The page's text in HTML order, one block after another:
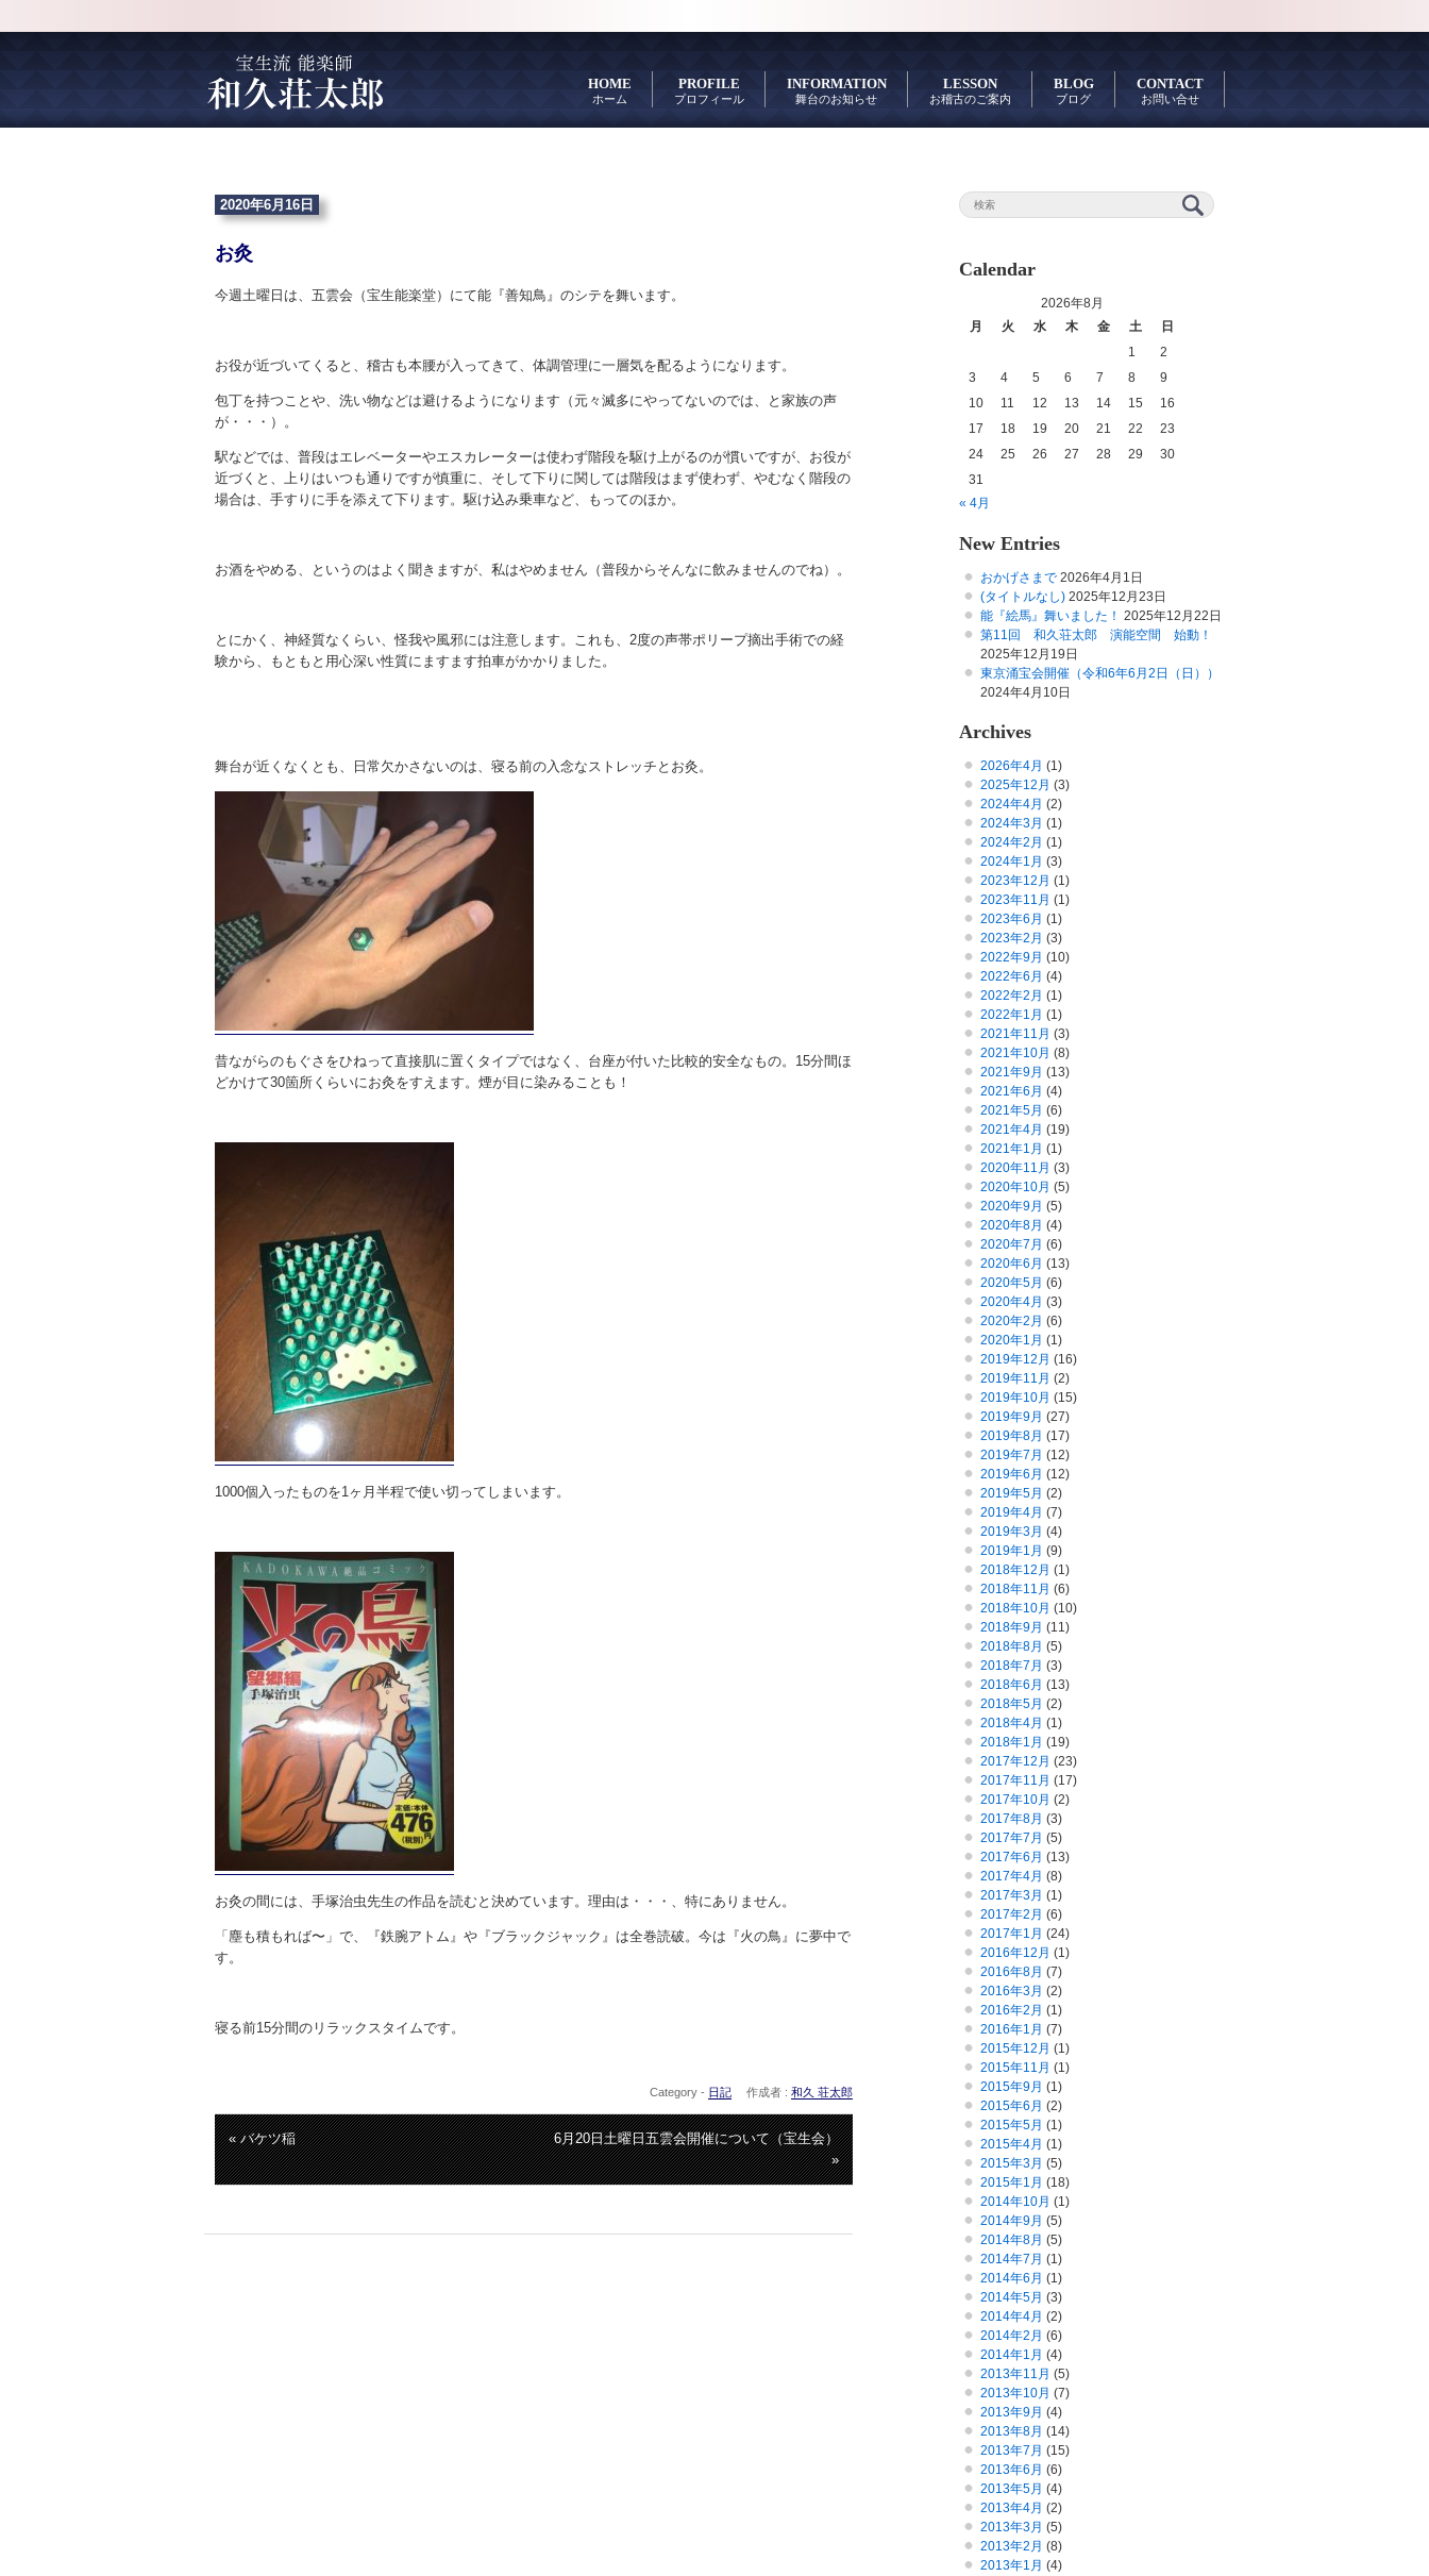
HOME
ホーム
PROFILE
プロフィール
INFORMATION
舞台のお知らせ
LESSON
お稽古のご案内
BLOG
ブログ
CONTACT
お問い合せ
2020年6月16日
お灸
今週土曜日は、五雲会（宝生能楽堂）にて能『善知鳥』のシテを舞います。
お役が近づいてくると、稽古も本腰が入ってきて、体調管理に一層気を配るようになります。
包丁を持つことや、洗い物などは避けるようになります（元々滅多にやってないのでは、と家族の声
が・・・）。
駅などでは、普段はエレベーターやエスカレーターは使わず階段を駆け上がるのが慣いですが、お役が
近づくと、上りはいつも通りですが慎重に、そして下りに関しては階段はまず使わず、やむなく階段の
場合は、手すりに手を添えて下ります。駆け込み乗車など、もってのほか。
お酒をやめる、というのはよく聞きますが、私はやめません（普段からそんなに飲みませんのでね）。
とにかく、神経質なくらい、怪我や風邪には注意します。これも、2度の声帯ポリープ摘出手術での経
験から、もともと用心深い性質にますます拍車がかかりました。
舞台が近くなくとも、日常欠かさないのは、寝る前の入念なストレッチとお灸。
昔ながらのもぐさをひねって直接肌に置くタイプではなく、台座が付いた比較的安全なもの。15分間ほ
どかけて30箇所くらいにお灸をすえます。煙が目に染みることも！
1000個入ったものを1ヶ月半程で使い切ってしまいます。
お灸の間には、手塚治虫先生の作品を読むと決めています。理由は・・・、特にありません。
「塵も積もれば〜」で、『鉄腕アトム』や『ブラックジャック』は全巻読破。今は『火の鳥』に夢中で
す。
寝る前15分間のリラックスタイムです。
Category - 日記 作成者 : 和久 荘太郎
« バケツ稲
6月20日土曜日五雲会開催について（宝生会）
»
Calendar
2026年8月
月
火 水 木 金 土
日
1
2
3
4 5 6 7 8
9
10
11 12 13 14 15
16
17
18 19 20 21 22
23
24
25 26 27 28 29
30
31
« 4月
New Entries
おかげさまで 2026年4月1日
(タイトルなし) 2025年12月23日
能『絵馬』舞いました！ 2025年12月22日
第11回 和久荘太郎 演能空間 始動！
2025年12月19日
東京涌宝会開催（令和6年6月2日（日））
2024年4月10日
Archives
2026年4月 (1)
2025年12月 (3)
2024年4月 (2)
2024年3月 (1)
2024年2月 (1)
2024年1月 (3)
2023年12月 (1)
2023年11月 (1)
2023年6月 (1)
2023年2月 (3)
2022年9月 (10)
2022年6月 (4)
2022年2月 (1)
2022年1月 (1)
2021年11月 (3)
2021年10月 (8)
2021年9月 (13)
2021年6月 (4)
2021年5月 (6)
2021年4月 (19)
2021年1月 (1)
2020年11月 (3)
2020年10月 (5)
2020年9月 (5)
2020年8月 (4)
2020年7月 (6)
2020年6月 (13)
2020年5月 (6)
2020年4月 (3)
2020年2月 (6)
2020年1月 (1)
2019年12月 (16)
2019年11月 (2)
2019年10月 (15)
2019年9月 (27)
2019年8月 (17)
2019年7月 (12)
2019年6月 (12)
2019年5月 (2)
2019年4月 (7)
2019年3月 (4)
2019年1月 (9)
2018年12月 (1)
2018年11月 (6)
2018年10月 (10)
2018年9月 (11)
2018年8月 (5)
2018年7月 (3)
2018年6月 (13)
2018年5月 (2)
2018年4月 (1)
2018年1月 (19)
2017年12月 (23)
2017年11月 (17)
2017年10月 (2)
2017年8月 (3)
2017年7月 (5)
2017年6月 (13)
2017年4月 (8)
2017年3月 (1)
2017年2月 (6)
2017年1月 (24)
2016年12月 (1)
2016年8月 (7)
2016年3月 (2)
2016年2月 (1)
2016年1月 (7)
2015年12月 (1)
2015年11月 (1)
2015年9月 (1)
2015年6月 (2)
2015年5月 (1)
2015年4月 (1)
2015年3月 (5)
2015年1月 (18)
2014年10月 (1)
2014年9月 (5)
2014年8月 (5)
2014年7月 (1)
2014年6月 (1)
2014年5月 (3)
2014年4月 (2)
2014年2月 (6)
2014年1月 (4)
2013年11月 (5)
2013年10月 (7)
2013年9月 (4)
2013年8月 (14)
2013年7月 (15)
2013年6月 (6)
2013年5月 (4)
2013年4月 (2)
2013年3月 (5)
2013年2月 (8)
2013年1月 (4)